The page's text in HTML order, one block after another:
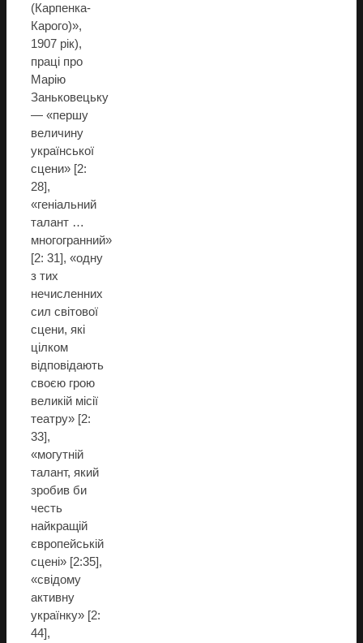
(Карпенка-
Карого)»,
1907 рік),
праці про
Марію
Заньковецьку
— «першу
величину
української
сцени» [2:
28],
«геніальний
талант …
многогранний»
[2: 31], «одну
з тих
нечисленних
сил світової
сцени, які
цілком
відповідають
своєю грою
великій місії
театру» [2:
33],
«могутній
талант, який
зробив би
честь
найкращій
європейській
сцені» [2:35],
«свідому
активну
українку» [2:
44],